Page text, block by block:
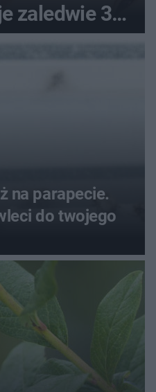
zaledwie 3
na parapecie.
do twojego